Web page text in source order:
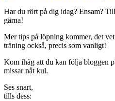
Har du rört på dig idag? Ensam?
gärna!
Mer tips på löpning kommer, det
träning också, precis som vanligt!
Kom ihåg att du kan följa bloggen
missar nåt kul.
Ses snart,
tills dess: